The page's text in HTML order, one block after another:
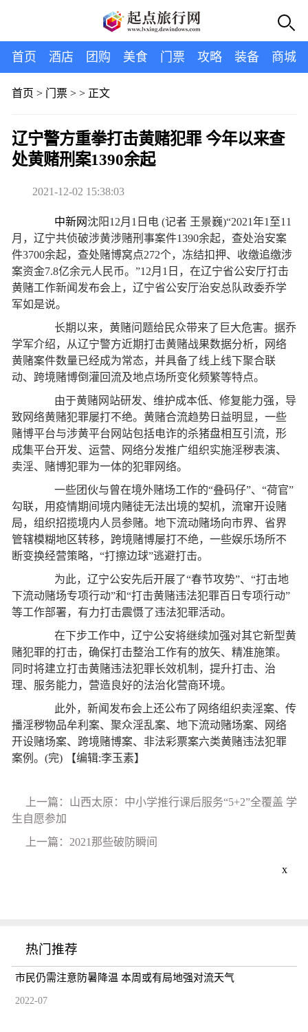
首页 酒店 团购 美食 门票 攻略 装备 商城
首页 > 门票> > 正文
辽宁警方重拳打击黄赌犯罪 今年以来查
处黄赌刑案1390余起
2021-12-02 15:38:03
中新网 沈阳12月1日电 (记者 王景巍)“2021年1至11
月，辽宁共侦破涉黄涉赌刑事案件1390余起，查处治安案
件3700余起，查处赌博窝点272个，冻结扣押、收缴追缴涉
案资金7.8亿余元人民币。”12月1日，在辽宁省公安厅打击
黄赌工作新闻发布会上，辽宁省公安厅治安总队政委乔学
军如是说。
长期以来，黄赌问题给民众带来了巨大危害。据乔
学军介绍，从辽宁警方近期打击黄赌战果数据分析，网络
黄赌案件数量已经成为常态，并具备了线上线下聚合联
动、跨境赌博倒灌回流及地点场所变化频繁等特点。
由于黄赌网站研发、维护成本低、修复能力强，导
致网络黄赌犯罪屡打不绝。黄赌合流趋势日益明显，一些
赌博平台与涉黄平台网站包括电诈的杀猪盘相互引流，形
成集平台开发、运营、网络分发推广组织实施淫秽表演、
卖淫、赌博犯罪为一体的犯罪网络。
一些团伙与曾在境外赌场工作的“叠码仔”、“荷官”
勾联，用疫情期间境内赌徒无法出境的契机，流窜开设赌
局，组织招揽境内人员参赌。地下流动赌场向市界、省界
管辖模糊地区转移，跨境赌博屡打不绝，一些娱乐场所不
断变换经营策略，“打擦边球”逃避打击。
为此，辽宁公安先后开展了“春节攻势”、“打击地
下流动赌场专项行动”和“打击黄赌违法犯罪百日专项行动”
等工作部署，有力打击震慑了违法犯罪活动。
在下步工作中，辽宁公安将继续加强对其它新型黄
赌犯罪的打击，确保打击整治工作有的放矢、精准施策。
同时将建立打击黄赌违法犯罪长效机制，提升打击、治
理、服务能力，营造良好的法治化营商环境。
此外，新闻发布会上还公布了网络组织卖淫案、传
播淫秽物品牟利案、聚众淫乱案、地下流动赌场案、网络
开设赌场案、跨境赌博案、非法彩票案六类黄赌违法犯罪
案例。(完)
【编辑:李玉素】
上一篇：山西太原：中小学推行课后服务“5+2”全覆盖 学
生自愿参加
上一篇：2021那些破防瞬间
x
热门推荐
市民仍需注意防暑降温 本周或有局地强对流天气
2022-07